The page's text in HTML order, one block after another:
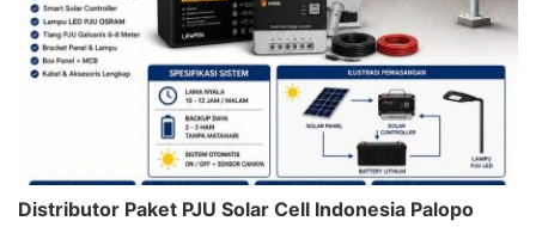
Distributor Paket PJU Solar Cell Indonesia Palopo